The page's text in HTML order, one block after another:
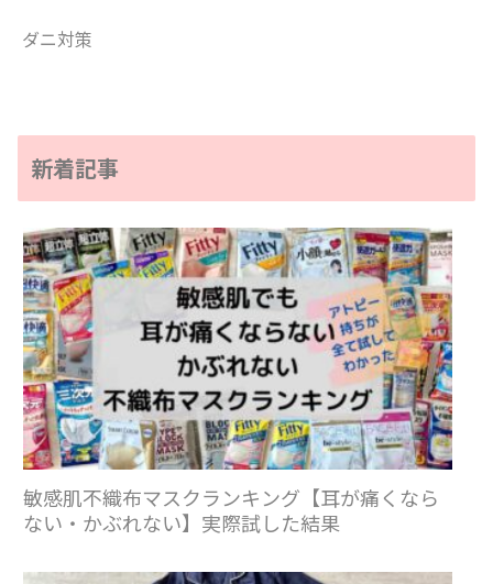
ダニ対策
新着記事
敏感肌不織布マスクランキング【耳が痛くなら
ない・かぶれない】実際試した結果